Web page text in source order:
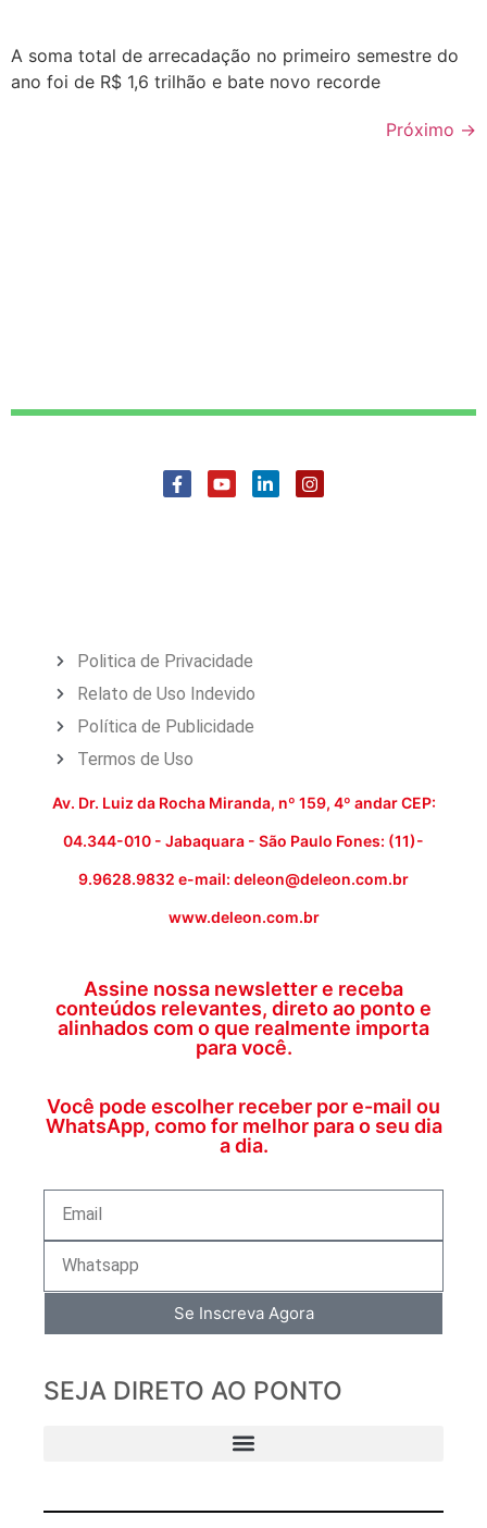
A soma total de arrecadação no primeiro semestre do
ano foi de R$ 1,6 trilhão e bate novo recorde
Próximo →
Politica de Privacidade
Relato de Uso Indevido
Política de Publicidade
Termos de Uso
Av. Dr. Luiz da Rocha Miranda, nº 159, 4º andar CEP:
04.344-010 - Jabaquara - São Paulo Fones: (11)-
9.9628.9832 e-mail: deleon@deleon.com.br
www.deleon.com.br
Assine nossa newsletter e receba
conteúdos relevantes, direto ao ponto e
alinhados com o que realmente importa
para você.
Você pode escolher receber por e-mail ou
WhatsApp, como for melhor para o seu dia
a dia.
Se Inscreva Agora
SEJA DIRETO AO PONTO